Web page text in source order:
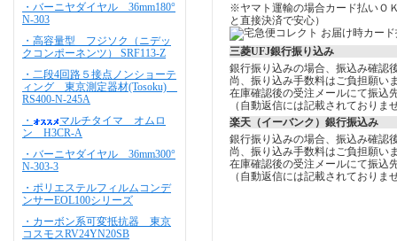
・バーニヤダイヤル 36mm180°
N-303
・高容量型 フジソク（ニデッ
クコンポーネンツ） SRF113-Z
・二段4回路５接点ノンショーテ
ィング 東京測定器材(Tosoku)
RS400-N-245A
・
マルチタイマ オムロ
ン H3CR-A
・バーニヤダイヤル 36mm300°
N-303-3
・ポリエステルフィルムコンデ
ンサーEOL100シリーズ
・カーボン系可変抵抗器 東京
コスモスRV24YN20SB
※ヤマト運輸の場合カード払いＯ
と直接決済で安心）
三菱UFJ銀行振り込み
銀行振り込みの場合、振込み確認
尚、振り込み手数料はご負担願い
在庫確認後の受注メールにて振込
（自動返信には記載されておりま
楽天（イーバンク）銀行振込み
銀行振り込みの場合、振込み確認
尚、振り込み手数料はご負担願い
在庫確認後の受注メールにて振込
（自動返信には記載されておりま